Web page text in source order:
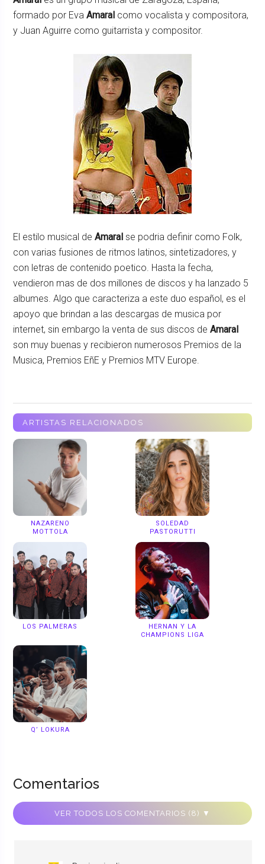
formado por EvaAmaral como vocalista y compositora,
y Juan Aguirre como guitarrista y compositor.
El estilo musical deAmaral se podria definir como Folk,
con varias fusiones de ritmos latinos, sintetizadores, y
con letras de contenido poetico. Hasta la fecha,
vendieron mas de dos millones de discos y ha lanzado 5
albumes. Algo que caracteriza a este duo español, es el
apoyo que brindan a las descargas de musica por
internet, sin embargo la venta de sus discos deAmaral
son muy buenas y recibieron numerosos Premios de la
Musica, Premios EñE y Premios MTV Europe.
ARTISTAS RELACIONADOS
NAZARENO
MOTTOLA
SOLEDAD
PASTORUTTI
LOS PALMERAS
HERNAN Y LA
CHAMPIONS LIGA
Q’ LOKURA
Comentarios
VER TODOS LOS COMENTARIOS (8) ▼